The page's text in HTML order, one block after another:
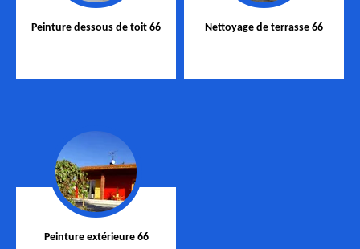
Peinture dessous de toit 66 Nettoyage de terrasse 66
Peinture extérieure 66